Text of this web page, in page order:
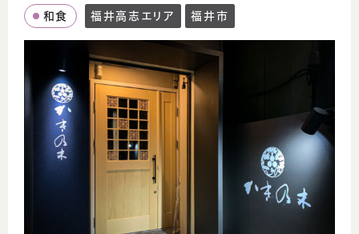
和食 福井高志エリア 福井市